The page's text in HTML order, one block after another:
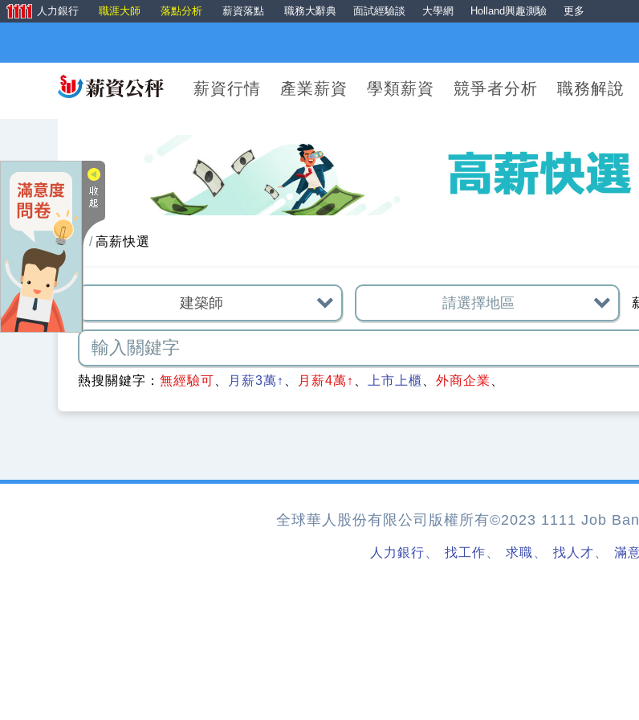
人力銀行 職涯大師 落點分析 薪資落點 職務大辭典 面試經驗談 大學網 Holland興趣測驗 更多
薪資行情 產業薪資 學類薪資 競爭者分析 職務解說
首頁 高薪快選
熱搜關鍵字： 無經驗可 月薪3萬↑ 月薪4萬↑ 上市上櫃 外商企業
全球華人股份有限公司版權所有©2023 1111 Job
人力銀行、 找工作、 求職、 找人才、 滿